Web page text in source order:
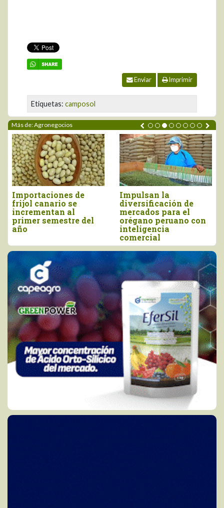
Enviar Imprimir
Etiquetas: camposol
Más de: Agronegocios
de
se
del
Impulsan la
diversificación de
mercados para el
orégano peruano con
Perú importó
más de US$
millones,
y junio